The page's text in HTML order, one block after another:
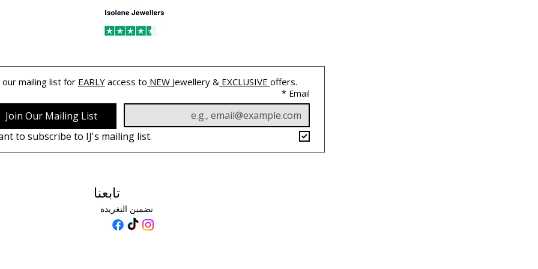
our mailing list for EARLY access to NEW Jewellery & EXCLUSIVE offers.
Email
*
Join Our Mailing List
to subscribe to IJ's mailing list.
تابعنا
تضمين التغريدة